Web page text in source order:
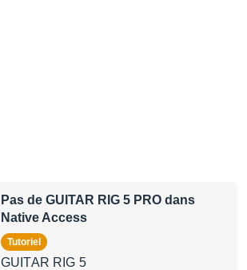
Pas de GUITAR RIG 5 PRO dans
Native Access
Tutoriel
GUITAR RIG 5